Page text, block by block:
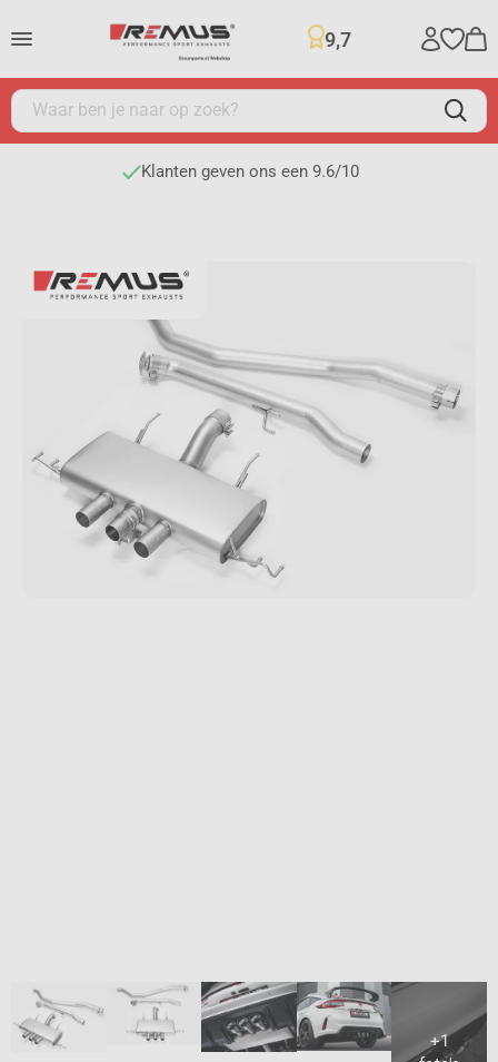
9,7
Veilig bestellen en betalen